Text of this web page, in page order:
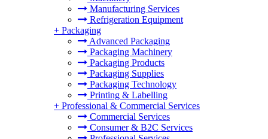
Manufacturing Services
Refrigeration Equipment
+ Packaging
Advanced Packaging
Packaging Machinery
Packaging Products
Packaging Supplies
Packaging Technology
Printing & Labelling
+ Professional & Commercial Services
Commercial Services
Consumer & B2C Services